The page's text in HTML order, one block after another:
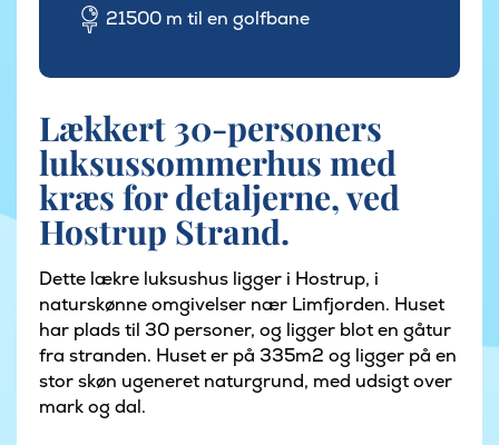
21500 m til en golfbane
Lækkert 30-personers
luksussommerhus med
kræs for detaljerne, ved
Hostrup Strand.
Dette lækre luksushus ligger i Hostrup, i
naturskønne omgivelser nær Limfjorden. Huset
har plads til 30 personer, og ligger blot en gåtur
fra stranden. Huset er på 335m2 og ligger på en
stor skøn ugeneret naturgrund, med udsigt over
mark og dal.